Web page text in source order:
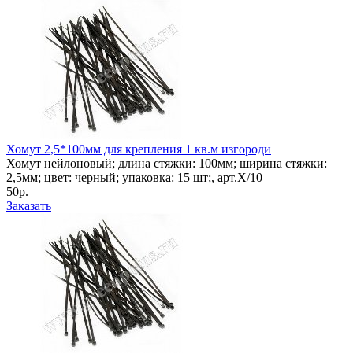
Хомут 2,5*100мм для крепления 1 кв.м изгороди
Хомут нейлоновый; длина стяжки: 100мм; ширина стяжки:
2,5мм; цвет: черный; упаковка: 15 шт;, арт.X/10
50р.
Заказать